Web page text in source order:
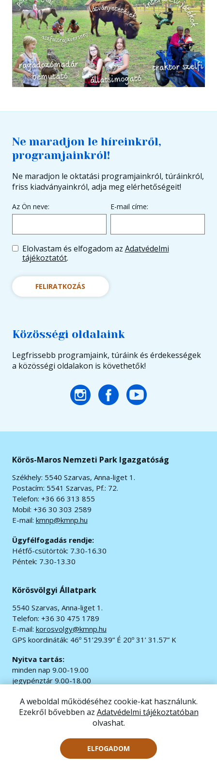
A weboldal működéséhez cookie-kat használunk.
Ezekről bővebben az Adatvédelmi tájékoztatóban
olvashat.
ELFOGADOM
Ne maradjon le híreinkről,
programjainkról!
Ne maradjon le oktatási programjainkról, túráinkról,
friss kiadványainkról, adja meg elérhetőségeit!
Az Ön neve: E-mail címe:
Elolvastam és elfogadom az Adatvédelmi
tájékoztatót.
FELIRATKOZÁS
Közösségi oldalaink
Legfrissebb programjaink, túráink és érdekességek
a közösségi oldalakon is követhetők!
Körös-Maros Nemzeti Park Igazgatóság
Székhely: 5540 Szarvas, Anna-liget 1.
Postacím: 5541 Szarvas, Pf.: 72.
Telefon: +36 66 313 855
Mobil: +36 30 303 2589
E-mail: kmnp@kmnp.hu
Ügyfélfogadás rendje:
Hétfő-csütörtök: 7.30-16.30
Péntek: 7.30-13.30
Körösvölgyi Állatpark
5540 Szarvas, Anna-liget 1.
Telefon: +36 30 475 1789
E-mail: korosvolgy@kmnp.hu
GPS koordináták: 46º 51’29.39” É 20º 31’ 31.57” K
Nyitva tartás:
minden nap 9.00-19.00
jegypénztár 9.00-18.00
© 2020 Minden jog fenntartva.
Adatvédelem